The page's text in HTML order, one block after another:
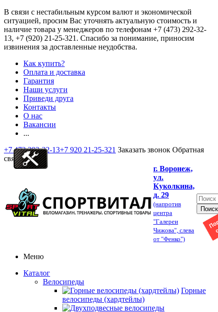
В связи с нестабильным курсом валют и экономической
ситуацией, просим Вас уточнять актуальную стоимость и
наличие товара у менеджеров по телефонам +7 (473) 292-32-
13, +7 (920) 21-25-321 . Спасибо за понимание, приносим
извинения за доставленные неудобства.
Как купить?
Оплата и доставка
Гарантия
Наши услуги
Приведи друга
Контакты
О нас
Вакансии
...
+7 473 292-32-13+7 920 21-25-321 Заказать звонок Обратная
связь
г. Воронеж,
ул.
Куколкина,
д. 29
(напротив
центра
"Галереи
Чижова", слева
от "Фенко")
Меню
Каталог
Велосипеды
Горные
велосипеды (хардтейлы)